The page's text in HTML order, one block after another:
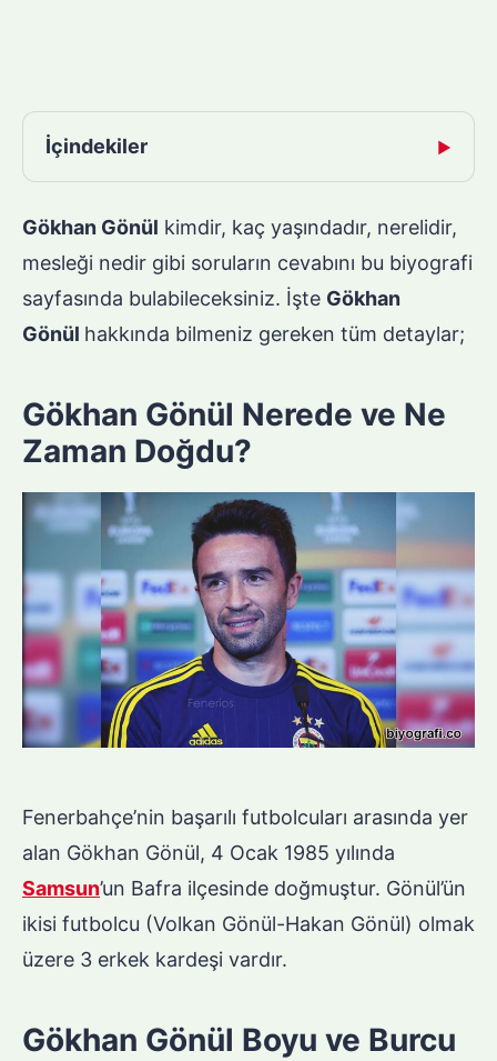
İçindekiler ▶
Gökhan Gönül kimdir, kaç yaşındadır, nerelidir,
mesleği nedir gibi soruların cevabını bu biyografi
sayfasında bulabileceksiniz. İşte Gökhan
Gönül hakkında bilmeniz gereken tüm detaylar;
Gökhan Gönül Nerede ve Ne
Zaman Doğdu?
Fenerbahçe’nin başarılı futbolcuları arasında yer
alan Gökhan Gönül, 4 Ocak 1985 yılında
Samsun’un Bafra ilçesinde doğmuştur. Gönül’ün
ikisi futbolcu (Volkan Gönül-Hakan Gönül) olmak
üzere 3 erkek kardeşi vardır.
Gökhan Gönül Boyu ve Burcu